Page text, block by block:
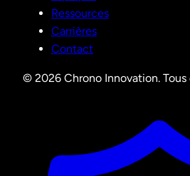
Ressources
Carrières
Contact
© 2026 Chrono Innovation. Tous